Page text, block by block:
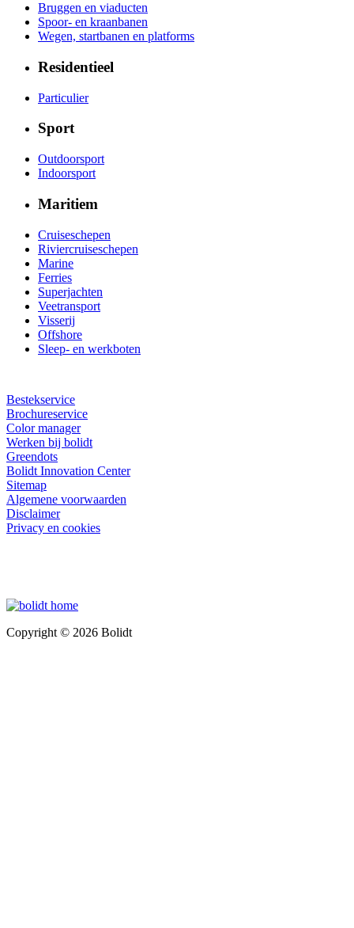
Bruggen en viaducten
Spoor- en kraanbanen
Wegen, startbanen en platforms
Residentieel
Particulier
Sport
Outdoorsport
Indoorsport
Maritiem
Cruiseschepen
Riviercruiseschepen
Marine
Ferries
Superjachten
Veetransport
Visserij
Offshore
Sleep- en werkboten
Bestekservice
Brochureservice
Color manager
Werken bij bolidt
Greendots
Bolidt Innovation Center
Sitemap
Algemene voorwaarden
Disclaimer
Privacy en cookies
Copyright © 2026 Bolidt